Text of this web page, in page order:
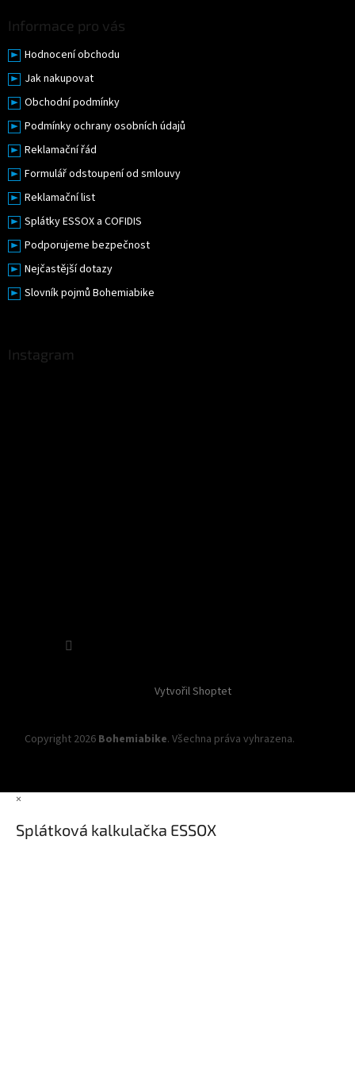
Informace pro vás
Hodnocení obchodu
Jak nakupovat
Obchodní podmínky
Podmínky ochrany osobních údajů
Reklamační řád
Formulář odstoupení od smlouvy
Reklamační list
Splátky ESSOX a COFIDIS
Podporujeme bezpečnost
Nejčastější dotazy
Slovník pojmů Bohemiabike
Instagram
Vytvořil Shoptet
Copyright 2026 Bohemiabike. Všechna práva vyhrazena.
×
Splátková kalkulačka ESSOX